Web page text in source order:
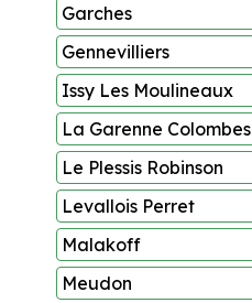
Garches
Gennevilliers
Issy Les Moulineaux
La Garenne Colombes
Le Plessis Robinson
Levallois Perret
Malakoff
Meudon